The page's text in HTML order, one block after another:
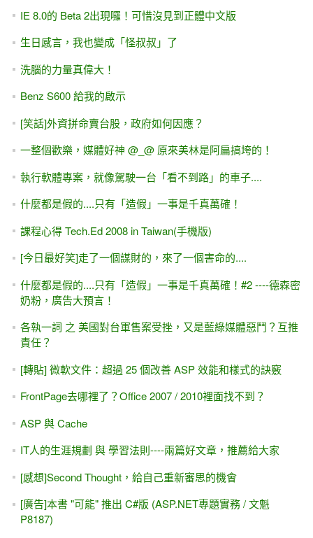
IE 8.0的 Beta 2出現囉！可惜沒見到正體中文版
生日感言，我也變成「怪叔叔」了
洗腦的力量真偉大！
Benz S600 給我的啟示
[笑話]外資拼命賣台股，政府如何因應？
一整個歡樂，媒體好神 @_@ 原來美林是阿扁搞垮的！
執行軟體專案，就像駕駛一台「看不到路」的車子....
什麼都是假的....只有「造假」一事是千真萬確！
課程心得 Tech.Ed 2008 in Taiwan(手機版)
[今日最好笑]走了一個謀財的，來了一個害命的....
什麼都是假的....只有「造假」一事是千真萬確！#2 ----德森密
奶粉，廣告大預言！
各執一詞 之 美國對台軍售案受挫，又是藍綠媒體惡鬥？互推
責任？
[轉貼] 微軟文件：超過 25 個改善 ASP 效能和樣式的訣竅
FrontPage去哪裡了？Office 2007 / 2010裡面找不到？
ASP 與 Cache
IT人的生涯規劃 與 學習法則----兩篇好文章，推薦給大家
[感想]Second Thought，給自己重新審思的機會
[廣告]本書 "可能" 推出 C#版 (ASP.NET專題實務 / 文魁
P8187)